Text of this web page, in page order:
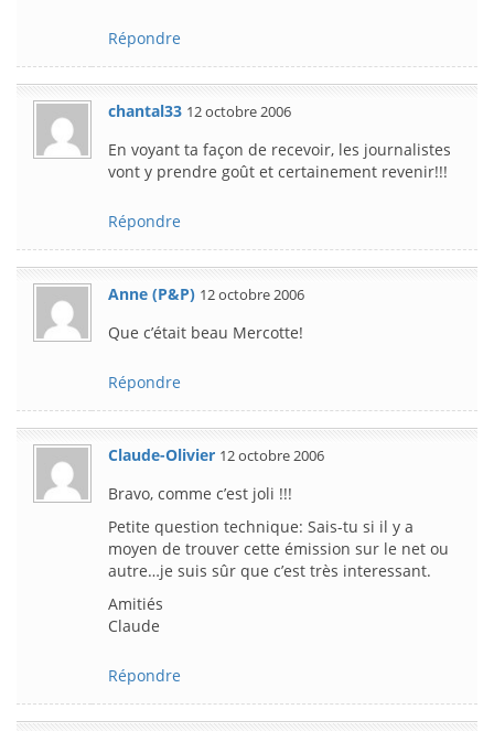
Répondre
chantal33 12 octobre 2006
En voyant ta façon de recevoir, les journalistes
vont y prendre goût et certainement revenir!!!
Répondre
Anne (P&P) 12 octobre 2006
Que c’était beau Mercotte!
Répondre
Claude-Olivier 12 octobre 2006
Bravo, comme c’est joli !!!
Petite question technique: Sais-tu si il y a
moyen de trouver cette émission sur le net ou
autre…je suis sûr que c’est très interessant.
Amitiés
Claude
Répondre